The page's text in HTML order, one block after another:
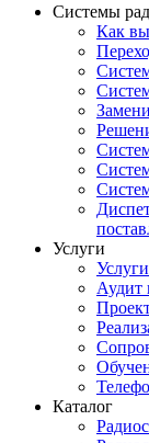
Системы
Как
Услуги
Аудит
Каталог